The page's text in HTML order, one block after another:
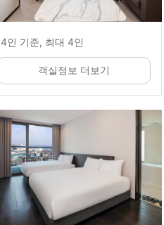
4인 기준, 최대 4인
객실정보 더보기